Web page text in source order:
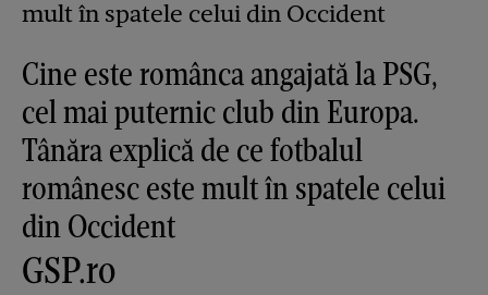
Cine este românca angajată la PSG,
cel mai puternic club din Europa.
Tânăra explică de ce fotbalul
românesc este mult în spatele celui
din Occident
GSP.ro